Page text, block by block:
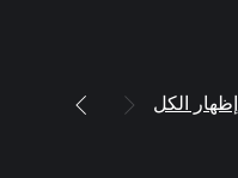
إظهار الكل